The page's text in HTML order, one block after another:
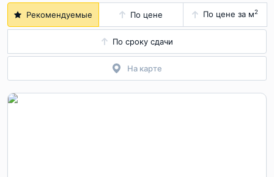
Рекомендуемые По цене По цене за м2
По сроку сдачи
На карте